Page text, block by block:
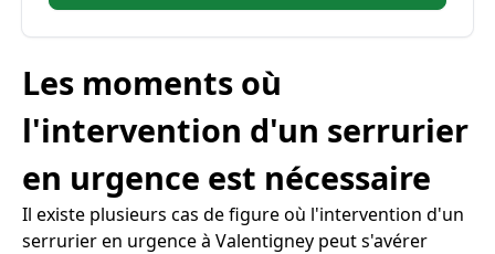
Les moments où
l'intervention d'un serrurier
en urgence est nécessaire
Il existe plusieurs cas de figure où l'intervention d'un
serrurier en urgence à Valentigney peut s'avérer